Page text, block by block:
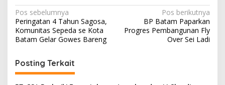
N
a
v
i
g
Pos sebelumnya
Peringatan 4 Tahun Sagosa,
Komunitas Sepeda se Kota
Batam Gelar Gowes Bareng
Pos berikutnya
BP Batam Paparkan
Progres Pembangunan Fly
Over Sei Ladi
Posting Terkait